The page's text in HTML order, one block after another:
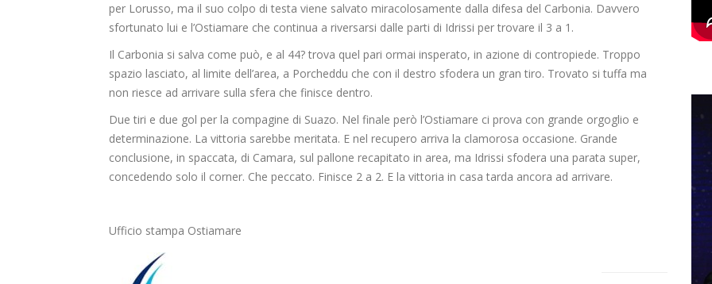
per Lorusso, ma il suo colpo di testa viene salvato miracolosamente dalla difesa del Carbonia. Davvero
sfortunato lui e l’Ostiamare che continua a riversarsi dalle parti di Idrissi per trovare il 3 a 1.
Il Carbonia si salva come può, e al 44? trova quel pari ormai insperato, in azione di contropiede. Troppo
spazio lasciato, al limite dell’area, a Porcheddu che con il destro sfodera un gran tiro. Trovato si tuffa ma
non riesce ad arrivare sulla sfera che finisce dentro.
Due tiri e due gol per la compagine di Suazo. Nel finale però l’Ostiamare ci prova con grande orgoglio e
determinazione. La vittoria sarebbe meritata. E nel recupero arriva la clamorosa occasione. Grande
conclusione, in spaccata, di Camara, sul pallone recapitato in area, ma Idrissi sfodera una parata super,
concedendo solo il corner. Che peccato. Finisce 2 a 2. E la vittoria in casa tarda ancora ad arrivare.
Ufficio stampa Ostiamare